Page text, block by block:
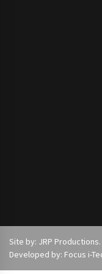
Site by: JRP
Developed by: Focus i-